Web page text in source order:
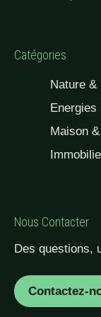
Catégories
Nature &
Energies
Maison
Nous Contacter
Des questions,
Contactez-